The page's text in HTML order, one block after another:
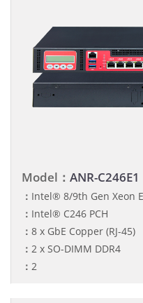
Model： ANR-C246E1
： Intel® 8/9th Gen Xeon
： Intel® C246 PCH
： 8 x GbE Copper (RJ-45)
： 2 x SO-DIMM DDR4
： 2